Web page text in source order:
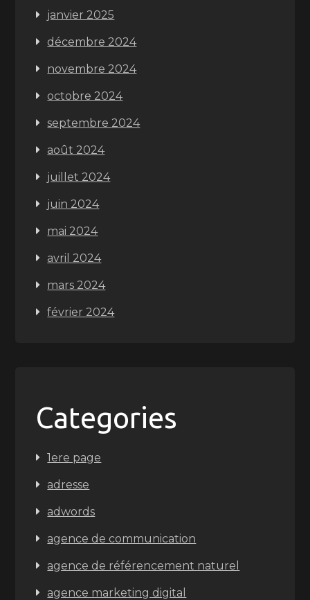
janvier 2025
décembre 2024
novembre 2024
octobre 2024
septembre 2024
août 2024
juillet 2024
juin 2024
mai 2024
avril 2024
mars 2024
février 2024
Categories
1ere page
adresse
adwords
agence de communication
agence de référencement naturel
agence marketing digital